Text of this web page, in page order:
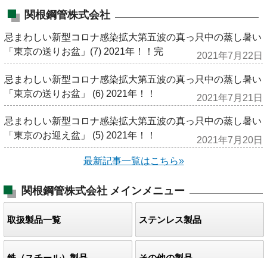
関根鋼管株式会社
忌まわしい新型コロナ感染拡大第五波の真っ只中の蒸し暑い
「東京の送りお盆」(7) 2021年！！完
2021年7月22日
忌まわしい新型コロナ感染拡大第五波の真っ只中の蒸し暑い
「東京の送りお盆」 (6) 2021年！！
2021年7月21日
忌まわしい新型コロナ感染拡大第五波の真っ只中の蒸し暑い
「東京のお迎え盆」 (5) 2021年！！
2021年7月20日
最新記事一覧はこちら»
関根鋼管株式会社 メインメニュー
取扱製品一覧 ステンレス製品